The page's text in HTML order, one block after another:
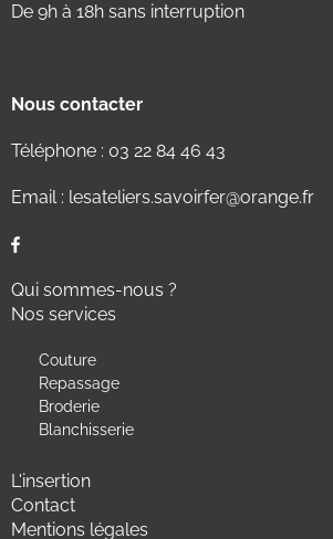
De 9h à 18h sans interruption
Nous contacter
Téléphone : 03 22 84 46 43
Email : lesateliers.savoirfer@orange.fr
Qui sommes-nous ?
Nos services
Couture
Repassage
Broderie
Blanchisserie
L'insertion
Contact
Mentions légales